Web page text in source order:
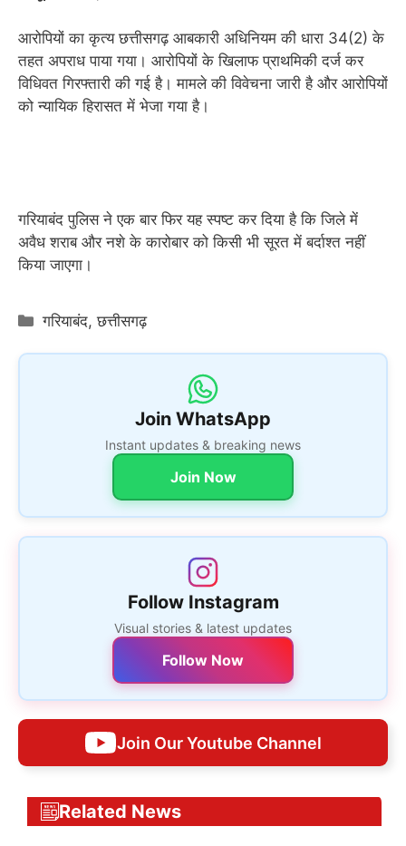
आरोपियों का कृत्य छत्तीसगढ़ आबकारी अधिनियम की धारा 34(2) के
तहत अपराध पाया गया। आरोपियों के खिलाफ प्राथमिकी दर्ज कर
विधिवत गिरफ्तारी की गई है। मामले की विवेचना जारी है और आरोपियों
को न्यायिक हिरासत में भेजा गया है।
गरियाबंद पुलिस ने एक बार फिर यह स्पष्ट कर दिया है कि जिले में
अवैध शराब और नशे के कारोबार को किसी भी सूरत में बर्दाश्त नहीं
किया जाएगा।
Categories
गरियाबंद,छत्तीसगढ़
Join WhatsApp
Instant updates & breaking news
Join Now
Follow Instagram
Visual stories & latest updates
Follow Now
Join Our Youtube Channel
Related News